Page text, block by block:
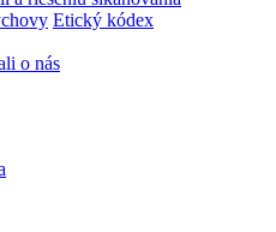
Etický kódex
o nás